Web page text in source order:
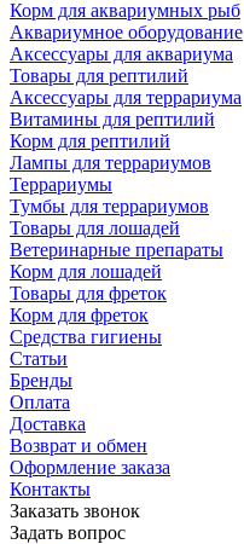
Корм для аквариумных рыб
Аквариумное оборудование
Аксессуары для аквариума
Товары для рептилий
Аксессуары для террариума
Витамины для рептилий
Корм для рептилий
Лампы для террариумов
Террариумы
Тумбы для террариумов
Товары для лошадей
Ветеринарные препараты
Корм для лошадей
Товары для фреток
Корм для фреток
Средства гигиены
Статьи
Бренды
Оплата
Доставка
Возврат и обмен
Оформление заказа
Контакты
Заказать звонок
Задать вопрос